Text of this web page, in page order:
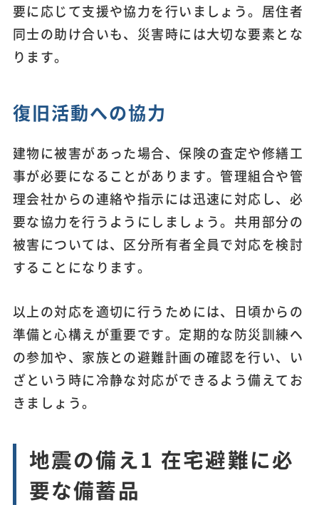
要に応じて支援や協力を行いましょう。居住者
同士の助け合いも、災害時には大切な要素とな
ります。
復旧活動への協力
建物に被害があった場合、保険の査定や修繕工
事が必要になることがあります。管理組合や管
理会社からの連絡や指示には迅速に対応し、必
要な協力を行うようにしましょう。共用部分の
被害については、区分所有者全員で対応を検討
することになります。
以上の対応を適切に行うためには、日頃からの
準備と心構えが重要です。定期的な防災訓練へ
の参加や、家族との避難計画の確認を行い、い
ざという時に冷静な対応ができるよう備えてお
きましょう。
地震の備え1 在宅避難に必
要な備蓄品